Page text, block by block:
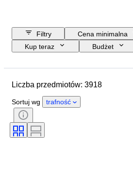
Filtry
Cena minimalna
Kup teraz
Budżet
Rozmiar odzieży
Kraj pochodzenia
Płeć
Stan
Kolor
Wzór
Liczba przedmiotów: 3918
Sortuj wg trafność